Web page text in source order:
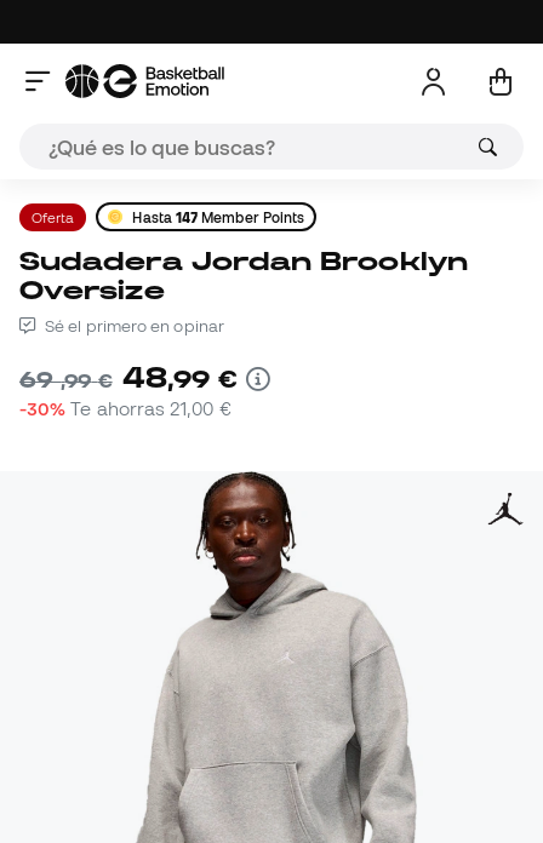
Oferta Hasta 147 Member Points
Sudadera Jordan Brooklyn
Oversize
Sé el primero en opinar
69,99 € 48,99 €
-30% Te ahorras 21,00 €